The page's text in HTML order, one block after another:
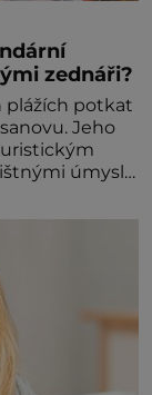
zednáři?
plážích potkat
Jeho
úmysly.
v Pobaltí
v této